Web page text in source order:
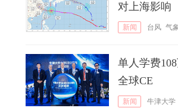
对上海影响
新闻 台风 气
单人学费
全球CE
新闻 牛津大学